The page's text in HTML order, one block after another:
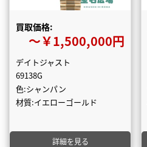
買取価格:
〜￥1,500,000円
デイトジャスト
69138G
色:シャンパン
材質:イエローゴールド
詳細を見る